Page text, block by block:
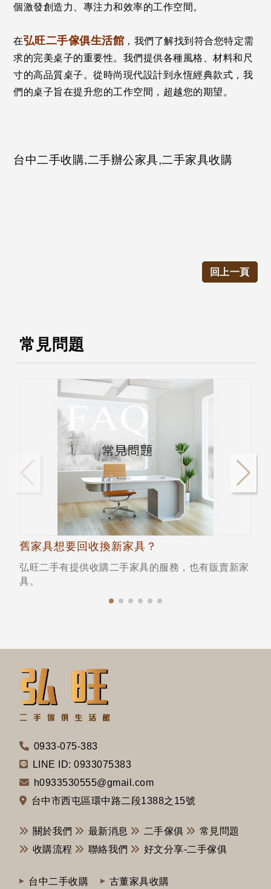
個激發創造力、專注力和效率的工作空間。
在弘旺二手傢俱生活館 ，我們了解找到符合您特定需
求的完美桌子的重要性。我們提供各種風格、材料和尺
寸的高品質桌子。從時尚現代設計到永恆經典款式，我
們的桌子旨在提升您的工作空間，超越您的期望。
台中二手收購,二手辦公家具,二手家具收購
回上一頁
常見問題
舊家具想要回收換新家具？
弘旺二手有提供收購二手家具的服務，也有販賣新家
具。
0933-075-383
LINE ID: 0933075383
h0933530555@gmail.com
台中市西屯區環中路二段1388之15號
關於我們 最新消息 二手傢俱
常見問題
收購流程
聯絡我們 好文分享-二手傢俱
台中二手收購 古董家具收購